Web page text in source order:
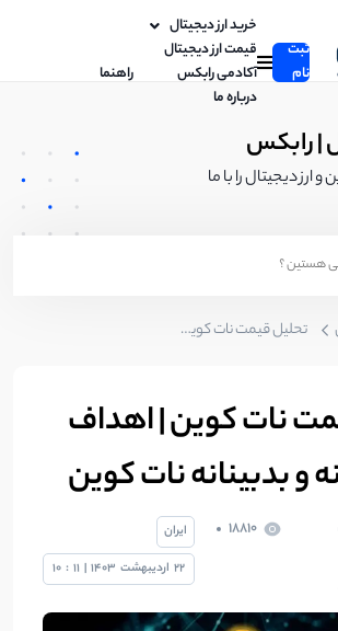
ثبت
نام
خرید ارز دیجیتال
قیمت ارز دیجیتال
آکادمی رابکس
راهنما
درباره ما
| رابکس
دیجیتال را با ما
تحلیل قیمت نات کوین | اهداف خوشبینانه و بدبینانه نات کوین
نات کوین | اهداف
و بدبینانه نات کوین
18810
ایران
22 اردیبهشت 1403
|
11
:
10